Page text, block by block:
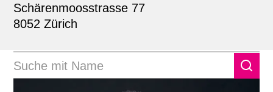
Schärenmoosstrasse 77
8052 Zürich
Alle
Administration
Bewirtschaftung
Erweiterte Geschäftsleitung
Standort
Lausanne
Suche mit Name